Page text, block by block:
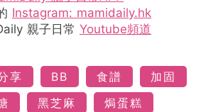
Instagram: mamidaily.hk
親子日常 Youtube頻道
享 BB 食譜
加固
黑芝麻
焗蛋糕